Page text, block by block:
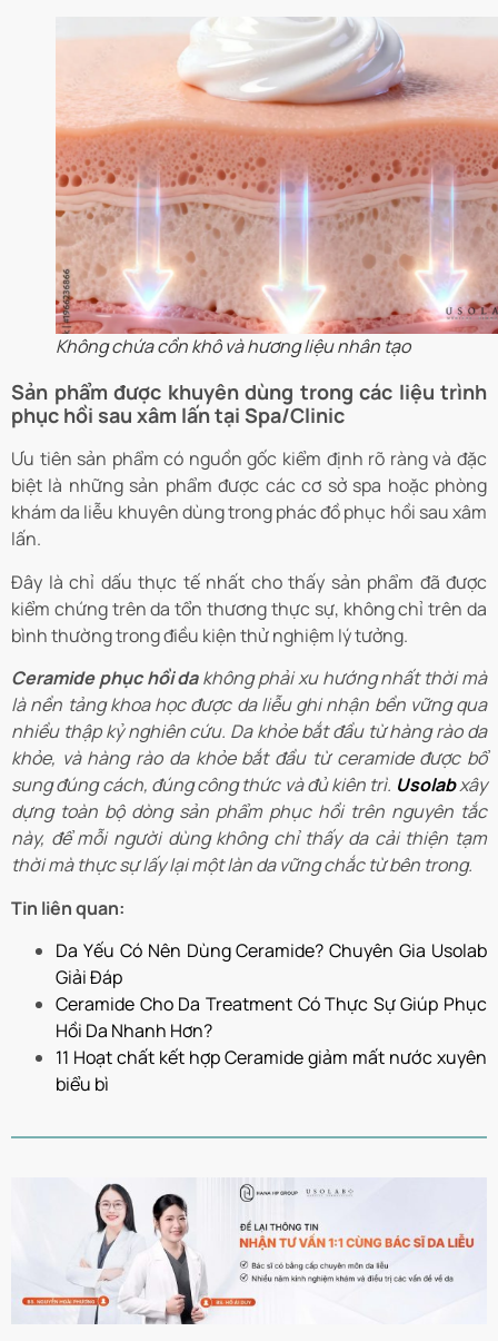
Không chứa cồn khô và hương liệu nhân tạo
Sản phẩm được khuyên dùng trong các liệu trình
phục hồi sau xâm lấn tại Spa/Clinic
Ưu tiên sản phẩm có nguồn gốc kiểm định rõ ràng và đặc
biệt là những sản phẩm được các cơ sở spa hoặc phòng
khám da liễu khuyên dùng trong phác đồ phục hồi sau xâm
lấn.
Đây là chỉ dấu thực tế nhất cho thấy sản phẩm đã được
kiểm chứng trên da tổn thương thực sự, không chỉ trên da
bình thường trong điều kiện thử nghiệm lý tưởng.
Ceramide phục hồi dakhông phải xu hướng nhất thời mà
là nền tảng khoa học được da liễu ghi nhận bền vững qua
nhiều thập kỷ nghiên cứu. Da khỏe bắt đầu từ hàng rào da
khỏe, và hàng rào da khỏe bắt đầu từ ceramide được bổ
sung đúng cách, đúng công thức và đủ kiên trì. Usolabxây
dựng toàn bộ dòng sản phẩm phục hồi trên nguyên tắc
này, để mỗi người dùng không chỉ thấy da cải thiện tạm
thời mà thực sự lấy lại một làn da vững chắc từ bên trong.
Tin liên quan:
Da Yếu Có Nên Dùng Ceramide? Chuyên Gia Usolab
Giải Đáp
Ceramide Cho Da Treatment Có Thực Sự Giúp Phục
Hồi Da Nhanh Hơn?
11 Hoạt chất kết hợp Ceramide giảm mất nước xuyên
biểu bì